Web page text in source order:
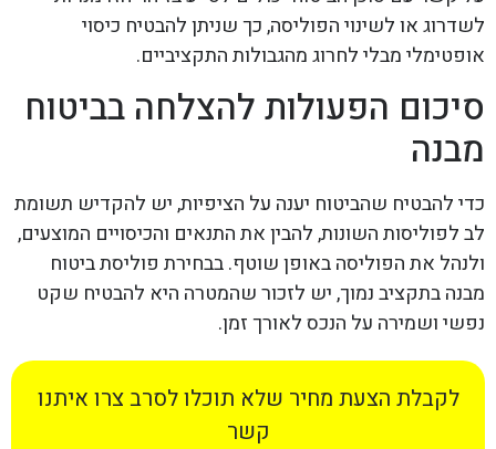
לשדרוג או לשינוי הפוליסה, כך שניתן להבטיח כיסוי
אופטימלי מבלי לחרוג מהגבולות התקציביים.
סיכום הפעולות להצלחה בביטוח
מבנה
כדי להבטיח שהביטוח יענה על הציפיות, יש להקדיש תשומת
לב לפוליסות השונות, להבין את התנאים והכיסויים המוצעים,
ולנהל את הפוליסה באופן שוטף. בבחירת פוליסת ביטוח
מבנה בתקציב נמוך, יש לזכור שהמטרה היא להבטיח שקט
נפשי ושמירה על הנכס לאורך זמן.
לקבלת הצעת מחיר שלא תוכלו לסרב צרו איתנו
קשר